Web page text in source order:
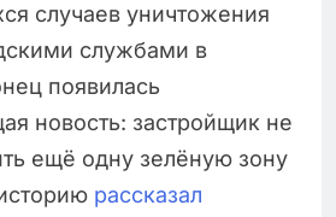
случаев уничтожения
службами в
появилась
новость: застройщик не
ещё одну зелёную зону
рассказал